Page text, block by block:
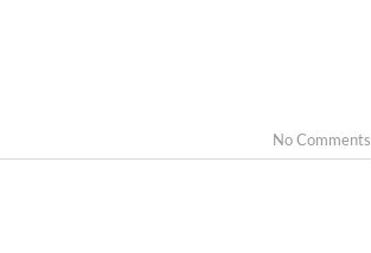
No Comments